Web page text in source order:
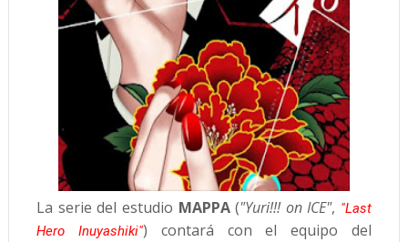
La serie del estudio MAPPA("Yuri!!! on ICE", "Last
Hero Inuyashiki") contará con el equipo del